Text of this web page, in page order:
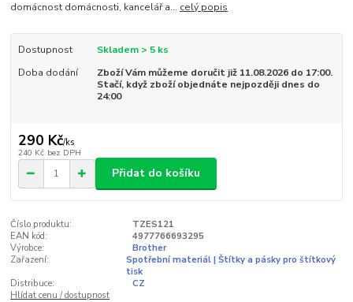
domácnost domácnosti, kancelář a... celý popis
Dostupnost
Skladem > 5 ks
Doba dodání
Zboží Vám můžeme doručit již 11.08.2026 do 17:00.
Stačí, když zboží objednáte nejpozději dnes do
24:00
290 Kč/ks
240 Kč bez DPH
Přidat do košíku
Číslo produktu:
TZES121
EAN kód:
4977766693295
Výrobce:
Brother
Zařazení:
Spotřební materiál | Štítky a pásky pro štítkový
tisk
Distribuce:
CZ
Hlídat cenu / dostupnost